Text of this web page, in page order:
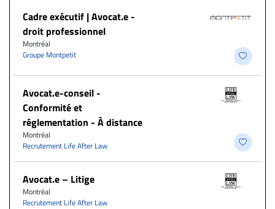
Cadre exécutif | Avocat.e -
droit professionnel
Montréal
Groupe Montpetit
​Avocat.e-conseil -
Conformité et
réglementation - À distance
Montréal
Recrutement Life After Law
Avocat.e – Litige
Montréal
Recrutement Life After Law